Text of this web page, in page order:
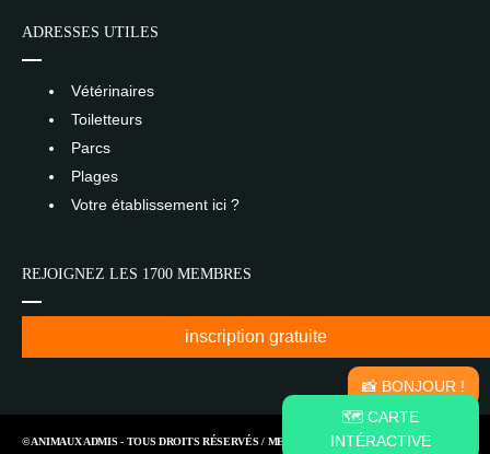
📸 BONJOUR !
🗺️ CARTE
INTÉRACTIVE
ADRESSES UTILES
Vétérinaires
Toiletteurs
Parcs
Plages
Votre établissement ici ?
REJOIGNEZ LES 1700 MEMBRES
inscription gratuite
© ANIMAUX ADMIS - TOUS DROITS RÉSERVÉS / MENTIONS LÉGALES